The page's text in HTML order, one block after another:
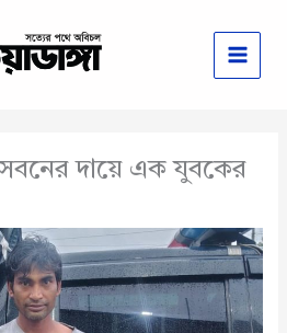
দায়ে এক যুবকের